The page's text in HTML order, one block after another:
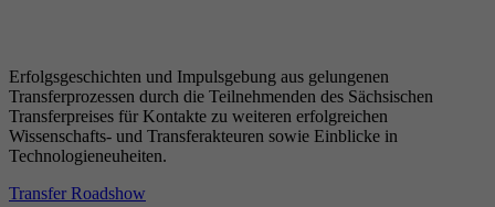
Erfolgsgeschichten und Impulsgebung aus gelungenen
Transferprozessen durch die Teilnehmenden des Sächsischen
Transferpreises für Kontakte zu weiteren erfolgreichen
Wissenschafts- und Transferakteuren sowie Einblicke in
Technologieneuheiten.
Transfer Roadshow